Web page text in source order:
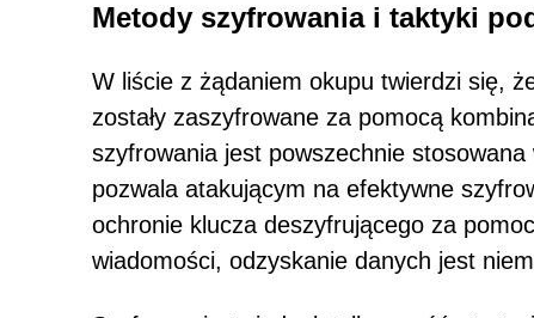
Metody szyfrowania i taktyki
W liście z żądaniem okupu twierdzi się,
zostały zaszyfrowane za pomocą
szyfrowania jest powszechnie
pozwala atakującym na efektywne
ochronie klucza deszyfrującego za
wiadomości, odzyskanie danych jest